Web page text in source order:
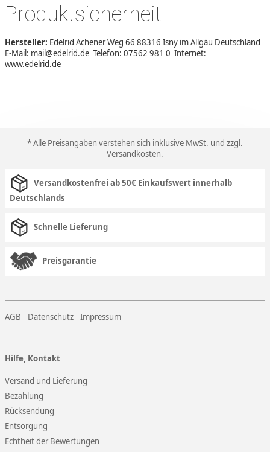
Produktsicherheit
Hersteller: Edelrid Achener Weg 66 88316 Isny im Allgäu Deutschland
E-Mail: mail@edelrid.de Telefon: 07562 981 0 Internet:
www.edelrid.de
* Alle Preisangaben verstehen sich inklusive MwSt. und zzgl.
Versandkosten.
Versandkostenfrei ab 50€ Einkaufswert innerhalb
Deutschlands
Schnelle Lieferung
Preisgarantie
AGB Datenschutz Impressum
Hilfe, Kontakt
Versand und Lieferung
Bezahlung
Rücksendung
Entsorgung
Echtheit der Bewertungen